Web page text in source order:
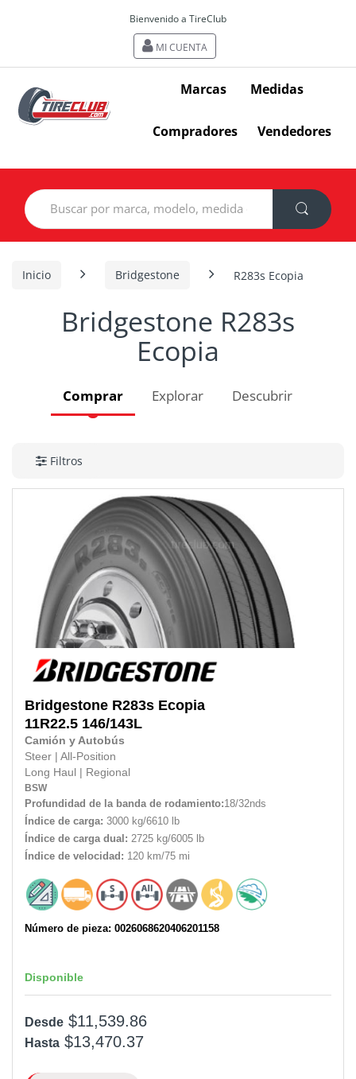
Bienvenido a TireClub
MI CUENTA
Marcas Medidas
Compradores Vendedores
Search
for:
Inicio Bridgestone R283s Ecopia
Bridgestone R283s
Ecopia
Comprar Explorar Descubrir
Filtros
Bridgestone R283s Ecopia
11R22.5 146/143L
Camión y Autobús
Steer
All-Position
Long Haul
Regional
BSW
Profundidad de la banda de rodamiento:18/32nds
Índice de carga: 3000 kg/6610 lb
Índice de carga dual: 2725 kg/6005 lb
Índice de velocidad: 120 km/75 mi
Número de pieza: 0026068620406201158
Disponible
Desde $11,539.86
Hasta $13,470.37